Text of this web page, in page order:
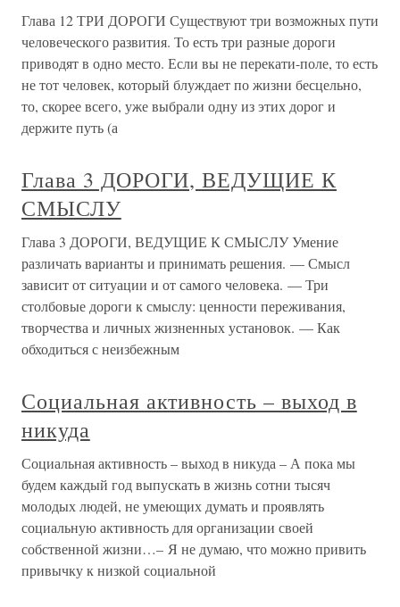
Глава 12 ТРИ ДОРОГИ Существуют три возможных пути
человеческого развития. То есть три разные дороги
приводят в одно место. Если вы не перекати-поле, то есть
не тот человек, который блуждает по жизни бесцельно,
то, скорее всего, уже выбрали одну из этих дорог и
держите путь (а
Глава 3 ДОРОГИ, ВЕДУЩИЕ К
СМЫСЛУ
Глава 3 ДОРОГИ, ВЕДУЩИЕ К СМЫСЛУ Умение
различать варианты и принимать решения. — Смысл
зависит от ситуации и от самого человека. — Три
столбовые дороги к смыслу: ценности переживания,
творчества и личных жизненных установок. — Как
обходиться с неизбежным
Социальная активность – выход в
никуда
Социальная активность – выход в никуда – А пока мы
будем каждый год выпускать в жизнь сотни тысяч
молодых людей, не умеющих думать и проявлять
социальную активность для организации своей
собственной жизни…– Я не думаю, что можно привить
привычку к низкой социальной